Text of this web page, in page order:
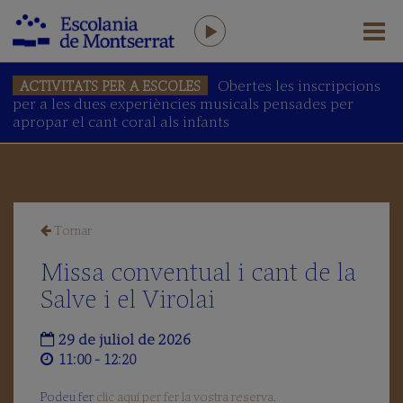
L'ESCOLANIA
Salutació
Equip
AFA
Antics
Amics
de
ACTIVITATS PER A ESCOLES
Obertes les inscripcions
per a les dues experiències musicals pensades per
apropar el cant coral als infants
Tornar
Missa conventual i cant de la
Salve i el Virolai
29 de juliol de 2026
11:00 - 12:20
Podeu fer clic aquí per fer la vostra reserva.